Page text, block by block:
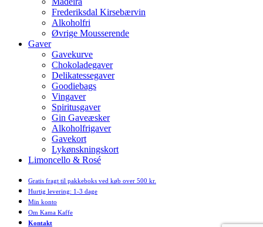
Frederiksdal Kirsebærvin
Alkoholfri
Øvrige Mousserende
Gaver
Gavekurve
Chokoladegaver
Delikatessegaver
Goodiebags
Vingaver
Spiritusgaver
Gin Gaveæsker
Alkoholfrigaver
Gavekort
Lykønskningskort
Limoncello & Rosé
Gratis fragt til pakkeboks ved køb over 500 kr.
Hurtig levering: 1-3 dage
Min konto
Om Kama Kaffe
Kontakt